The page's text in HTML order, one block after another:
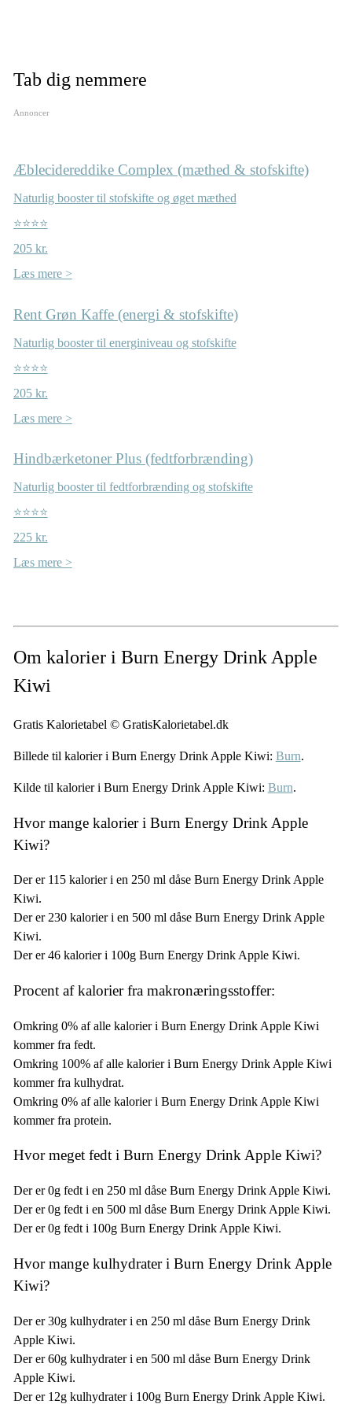
Tab dig nemmere
Annoncer
Æblecidereddike Complex (mæthed & stofskifte)
Naturlig booster til stofskifte og øget mæthed
⭐⭐⭐⭐
205 kr.
Læs mere >
Rent Grøn Kaffe (energi & stofskifte)
Naturlig booster til energiniveau og stofskifte
⭐⭐⭐⭐
205 kr.
Læs mere >
Hindbærketoner Plus (fedtforbrænding)
Naturlig booster til fedtforbrænding og stofskifte
⭐⭐⭐⭐
225 kr.
Læs mere >
Om kalorier i Burn Energy Drink Apple
Kiwi
Gratis Kalorietabel © GratisKalorietabel.dk
Billede til kalorier i Burn Energy Drink Apple Kiwi: Burn.
Kilde til kalorier i Burn Energy Drink Apple Kiwi: Burn.
Hvor mange kalorier i Burn Energy Drink Apple
Kiwi?
Der er 115 kalorier i en 250 ml dåse Burn Energy Drink Apple
Kiwi.
Der er 230 kalorier i en 500 ml dåse Burn Energy Drink Apple
Kiwi.
Der er 46 kalorier i 100g Burn Energy Drink Apple Kiwi.
Procent af kalorier fra makronæringsstoffer:
Omkring 0% af alle kalorier i Burn Energy Drink Apple Kiwi
kommer fra fedt.
Omkring 100% af alle kalorier i Burn Energy Drink Apple Kiwi
kommer fra kulhydrat.
Omkring 0% af alle kalorier i Burn Energy Drink Apple Kiwi
kommer fra protein.
Hvor meget fedt i Burn Energy Drink Apple Kiwi?
Der er 0g fedt i en 250 ml dåse Burn Energy Drink Apple Kiwi.
Der er 0g fedt i en 500 ml dåse Burn Energy Drink Apple Kiwi.
Der er 0g fedt i 100g Burn Energy Drink Apple Kiwi.
Hvor mange kulhydrater i Burn Energy Drink Apple
Kiwi?
Der er 30g kulhydrater i en 250 ml dåse Burn Energy Drink
Apple Kiwi.
Der er 60g kulhydrater i en 500 ml dåse Burn Energy Drink
Apple Kiwi.
Der er 12g kulhydrater i 100g Burn Energy Drink Apple Kiwi.